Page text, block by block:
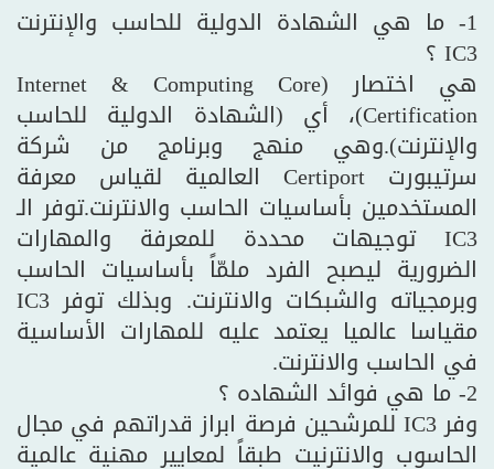
1- ما هي الشهادة الدولية للحاسب والإنترنت
IC3 ؟
هي اختصار (Internet & Computing Core
Certification)، أي (الشهادة الدولية للحاسب
والإنترنت).وهي منهج وبرنامج من شركة
سرتيبورت Certiport العالمية لقياس معرفة
المستخدمين بأساسيات الحاسب والانترنت.توفر الـ
IC3 توجيهات محددة للمعرفة والمهارات
الضرورية ليصبح الفرد ملمّاً بأساسيات الحاسب
وبرمجياته والشبكات والانترنت. وبذلك توفر IC3
مقياسا عالميا يعتمد عليه للمهارات الأساسية
في الحاسب والانترنت.
2- ما هي فوائد الشهاده ؟
وفر IC3 للمرشحين فرصة ابراز قدراتهم في مجال
الحاسوب والانترنيت طبقاً لمعايير مهنية عالمية